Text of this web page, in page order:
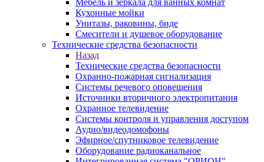
Мебель и зеркала для ванных комнат
Кухонные мойки
Унитазы, раковины, биде
Смесители и душевое оборудование
Технические средства безопасности
Назад
Технические средства безопасности
Охранно-пожарная сигнализация
Системы речевого оповещения
Источники вторичного электропитания
Охранное телевидение
Системы контроля и управления доступом
Аудио/видеодомофоны
Эфирное/спутниковое телевидение
Оборудование радиоканальное